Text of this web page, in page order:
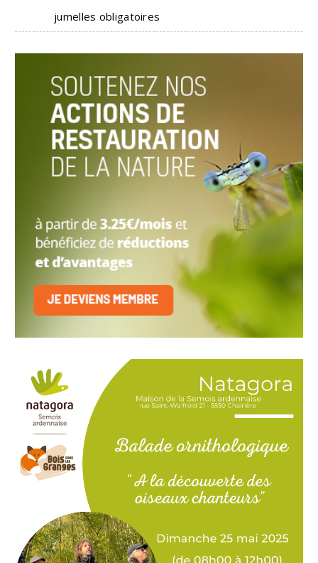
jumelles obligatoires